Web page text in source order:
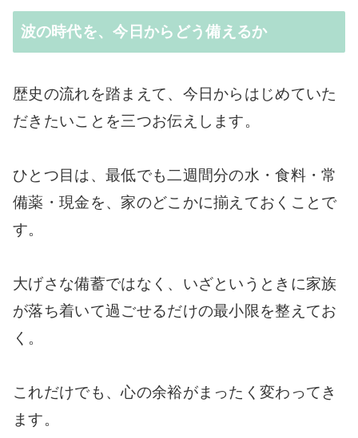
波の時代を、今日からどう備えるか
歴史の流れを踏まえて、今日からはじめていた
だきたいことを三つお伝えします。
ひとつ目は、最低でも二週間分の水・食料・常
備薬・現金を、家のどこかに揃えておくことで
す。
大げさな備蓄ではなく、いざというときに家族
が落ち着いて過ごせるだけの最小限を整えてお
く。
これだけでも、心の余裕がまったく変わってき
ます。